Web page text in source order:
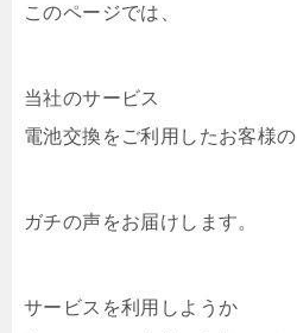
このページでは、
当社のサービス
電池交換をご利用したお客様の
ガチの声をお届けします。
サービスを利用しようか